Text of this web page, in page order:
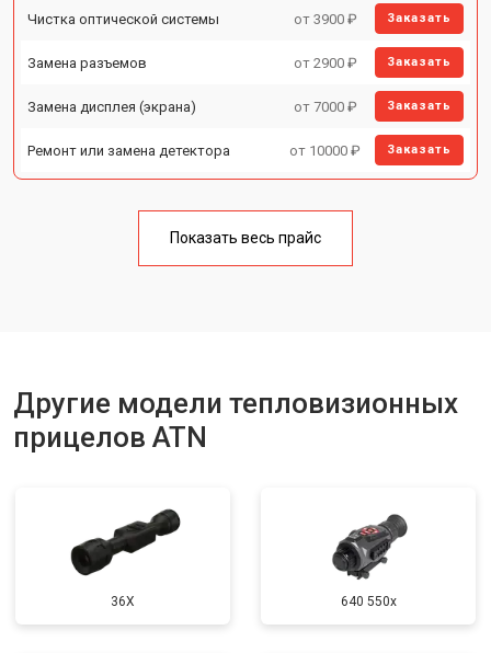
Чистка оптической системы от 3900 ₽ Заказать
Замена разъемов от 2900 ₽ Заказать
Замена дисплея (экрана) от 7000 ₽ Заказать
Ремонт или замена детектора от 10000 ₽ Заказать
Показать весь прайс
Другие модели тепловизионных
прицелов ATN
36X 640 550x